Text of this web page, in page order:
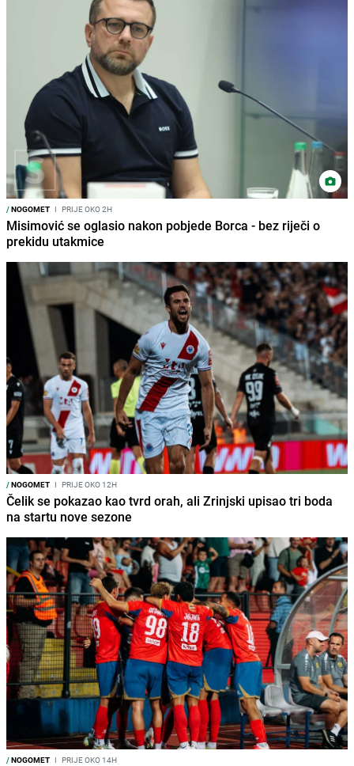
/NOGOMET I PRIJE OKO 2H
Misimović se oglasio nakon pobjede Borca - bez riječi o
prekidu utakmice
/NOGOMET I PRIJE OKO 12H
Čelik se pokazao kao tvrd orah, ali Zrinjski upisao tri boda
na startu nove sezone
/NOGOMET I PRIJE OKO 14H